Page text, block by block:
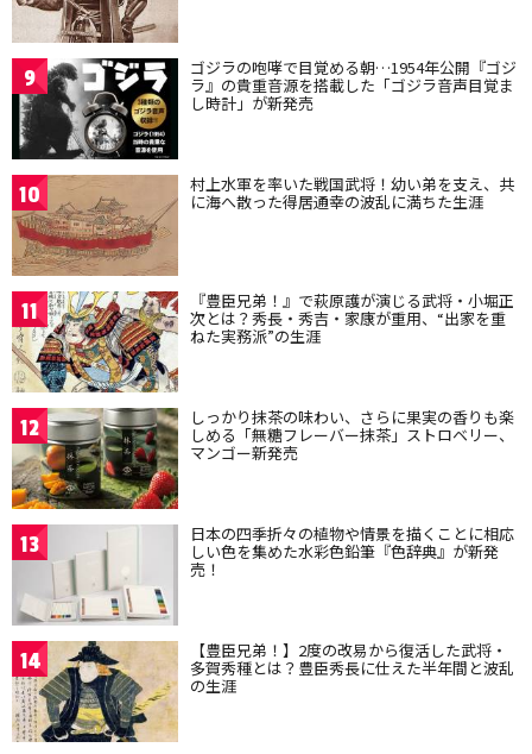
9 ゴジラの咆哮で目覚める朝…1954年公開『ゴジ
ラ』の貴重音源を搭載した「ゴジラ音声目覚ま
し時計」が新発売
10 村上水軍を率いた戦国武将！幼い弟を支え、共
に海へ散った得居通幸の波乱に満ちた生涯
11 『豊臣兄弟！』で萩原護が演じる武将・小堀正
次とは？秀長・秀吉・家康が重用、“出家を重
ねた実務派”の生涯
12 しっかり抹茶の味わい、さらに果実の香りも楽
しめる「無糖フレーバー抹茶」ストロベリー、
マンゴー新発売
13 日本の四季折々の植物や情景を描くことに相応
しい色を集めた水彩色鉛筆『色辞典』が新発
売！
14 【豊臣兄弟！】2度の改易から復活した武将・
多賀秀種とは？豊臣秀長に仕えた半年間と波乱
の生涯